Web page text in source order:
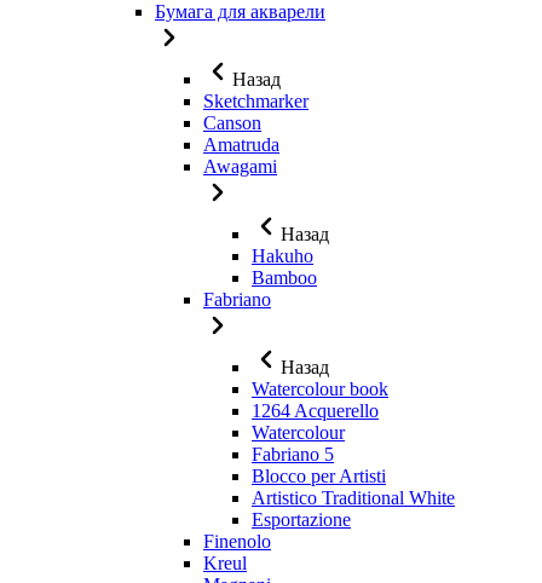
Бумага для акварели
Назад
Sketchmarker
Canson
Amatruda
Awagami
Назад
Hakuho
Bamboo
Fabriano
Назад
Watercolour book
1264 Acquerello
Watercolour
Fabriano 5
Blocco per Artisti
Artistico Traditional White
Esportazione
Finenolo
Kreul